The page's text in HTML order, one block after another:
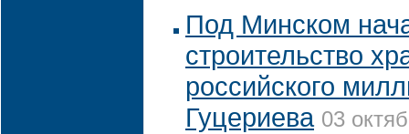
Под Минском
строительство
российского
Гуцериева 03